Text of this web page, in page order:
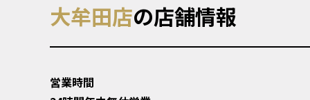
大牟田店の店舗情報
営業時間